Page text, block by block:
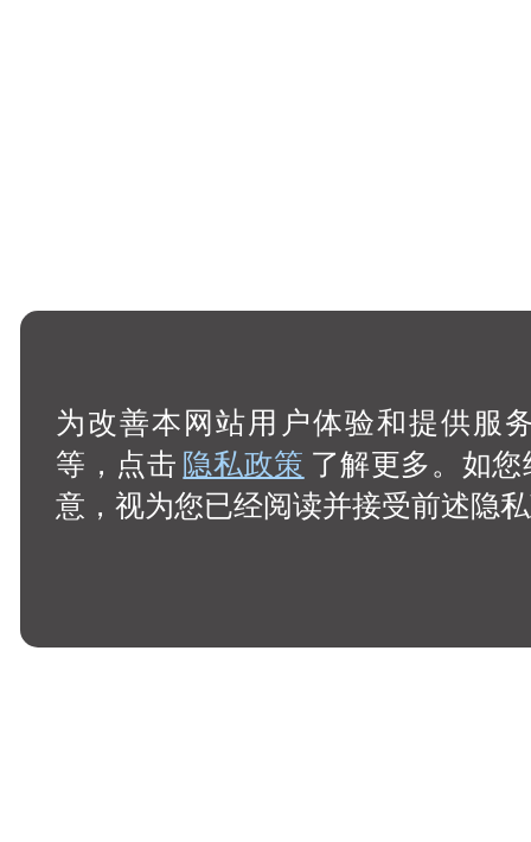
为改善本网站用户体验和提供服
等，点击隐私政策 了解更多。如
意，视为您已经阅读并接受前述隐